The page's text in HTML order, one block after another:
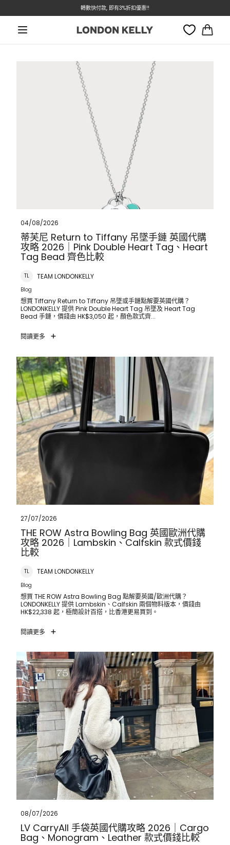
本週特價 - Dior 低至7折
轉數快付款, 即有3%折扣優惠!!
蒂芙尼 Return to Tiffany 吊墜手鏈 英國代購攻略 2026｜
Pink Double Heart Tag、Heart Tag Bead 齊色比較
04/08/2026
蒂芙尼 Return to Tiffany 吊墜手鏈 英國代購
攻略 2026｜Pink Double Heart Tag、Heart
Tag Bead 齊色比較
TL TEAM LONDONKELLY
Blog
想買 Tiffany Return to Tiffany 吊墜或手鏈點解要英國代購？
LONDONKELLY 提供 Pink Double Heart Tag 吊墜及 Heart Tag
Bead 手鏈，價錢由 HK$3,050 起，顏色款式齊...
閱讀更多
THE ROW Astra Bowling Bag 英國歐洲代購攻略 2026｜
Lambskin、Calfskin 款式價錢比較
27/07/2026
THE ROW Astra Bowling Bag 英國歐洲代購
攻略 2026｜Lambskin、Calfskin 款式價錢
比較
TL TEAM LONDONKELLY
Blog
想買 THE ROW Astra Bowling Bag 點解要英國/歐洲代購？
LONDONKELLY 提供 Lambskin、Calfskin 兩個物料版本，價錢由
HK$22,338 起，極簡設計百搭，比香港更易買到。
閱讀更多
LV CarryAll 手袋英國代購攻略 2026｜Cargo Bag、
Monogram、Leather 款式價錢比較
08/07/2026
LV CarryAll 手袋英國代購攻略 2026｜Cargo
Bag、Monogram、Leather 款式價錢比較